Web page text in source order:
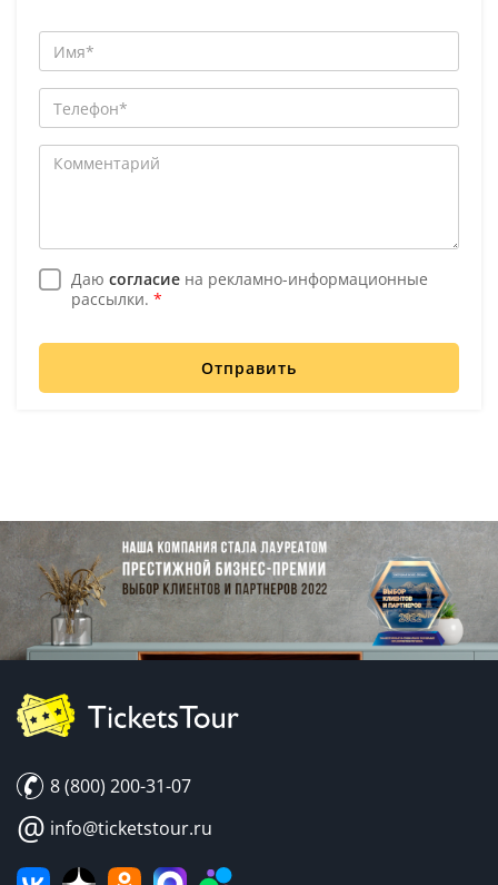
Даю согласие на рекламно-информационные
рассылки. *
Отправить
8 (800) 200-31-07
@ info@ticketstour.ru